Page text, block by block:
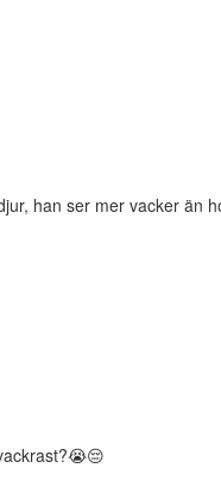
han ser mer vacker än